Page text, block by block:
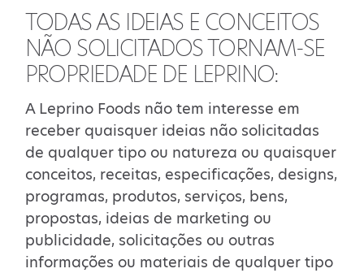
TODAS AS IDEIAS E CONCEITOS
NÃO SOLICITADOS TORNAM-SE
PROPRIEDADE DE LEPRINO:
A Leprino Foods não tem interesse em
receber quaisquer ideias não solicitadas
de qualquer tipo ou natureza ou quaisquer
conceitos, receitas, especificações, designs,
programas, produtos, serviços, bens,
propostas, ideias de marketing ou
publicidade, solicitações ou outras
informações ou materiais de qualquer tipo